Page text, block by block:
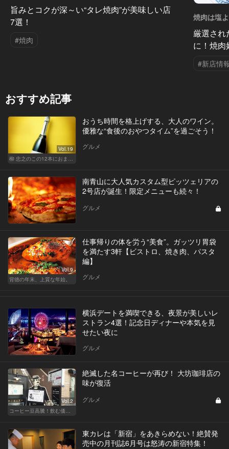
なる！ Vol.5
旨みとコクが深～い“タレ焼肉”が美味しい店
7選！
#焼肉
焼肉は塩
なる！
厳選さ
に！焼
#新店情
おすすめ記事
Vol.19
柳 忠之のこの12本におまかせ
おうち時間を格上げする、大人のワイン。
優雅な“食後のおやつタイム”を過ごそう！
グルメ
南青山に大人気カスタム型ピッツェリアの
2号店が誕生！限定メニューも続々！
グルメ
Vol.9
背徳の年末、上質な年始。
仕事帰りの体を労う“美食”。ガッツリ胃袋
を満たす3軒【ビストロ、焼き肉、パスタ
編】
グルメ
横浜デートを満喫できる、夜景が美しいレ
ストラン4選！記念日ディナーや本気を見
せたい夜に
グルメ
Vol.2
コーヒー豆高騰！飲む価値あるコーヒーはここだ
絶滅した名コーヒーが再び！ 大坊珈琲店の
味が復活
グルメ
東カレは「新宿」をあきらめない！絶賛発
売中の月刊誌6月号は怒涛の新宿特集！